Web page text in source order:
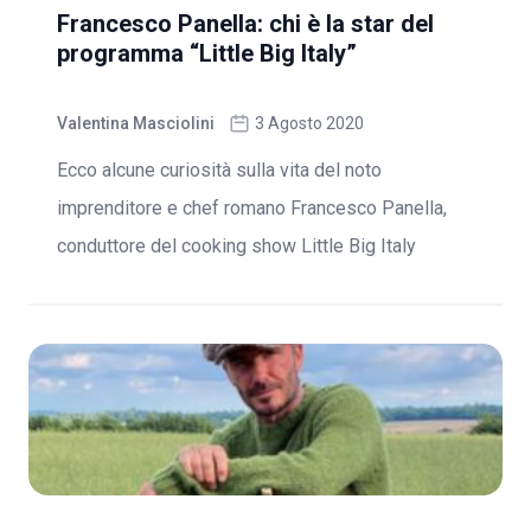
Francesco Panella: chi è la star del
programma “Little Big Italy”
Valentina Masciolini 3 Agosto 2020
Ecco alcune curiosità sulla vita del noto
imprenditore e chef romano Francesco Panella,
conduttore del cooking show Little Big Italy